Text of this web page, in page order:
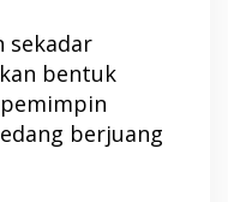
sekadar
bentuk
berjuang